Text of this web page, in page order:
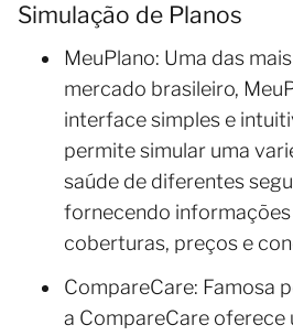
Simulação de Planos
MeuPlano: Uma das
mercado brasileiro,
interface simples e
permite simular uma
saúde de diferentes
fornecendo
coberturas, preços e
CompareCare: Famosa
a CompareCare oferece